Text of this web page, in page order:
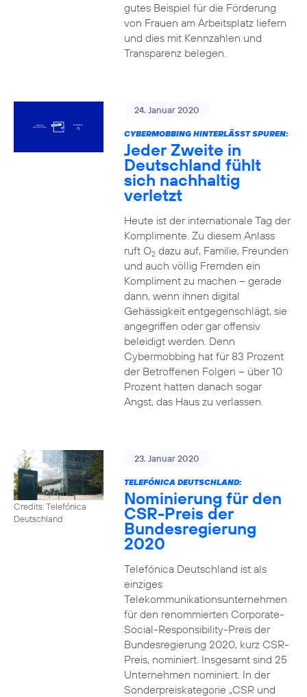
gutes Beispiel für die Förderung
von Frauen am Arbeitsplatz liefern
und dies mit Kennzahlen und
Transparenz belegen.
24. Januar 2020
CYBERMOBBING HINTERLÄSST SPUREN:
Jeder Zweite in
Deutschland fühlt
sich nachhaltig
verletzt
Heute ist der internationale Tag der
Komplimente. Zu diesem Anlass
ruft O2dazu auf, Familie, Freunden
und auch völlig Fremden ein
Kompliment zu machen – gerade
dann, wenn ihnen digital
Gehässigkeit entgegenschlägt, sie
angegriffen oder gar offensiv
beleidigt werden. Denn
Cybermobbing hat für 83 Prozent
der Betroffenen Folgen – über 10
Prozent hatten danach sogar
Angst, das Haus zu verlassen.
Credits: Telefónica
Deutschland
23. Januar 2020
TELEFÓNICA DEUTSCHLAND:
Nominierung für den
CSR-Preis der
Bundesregierung
2020
Telefónica Deutschland ist als
einziges
Telekommunikationsunternehmen
für den renommierten Corporate-
Social-Responsibility-Preis der
Bundesregierung 2020, kurz CSR-
Preis, nominiert. Insgesamt sind 25
Unternehmen nominiert. In der
Sonderpreiskategorie „CSR und